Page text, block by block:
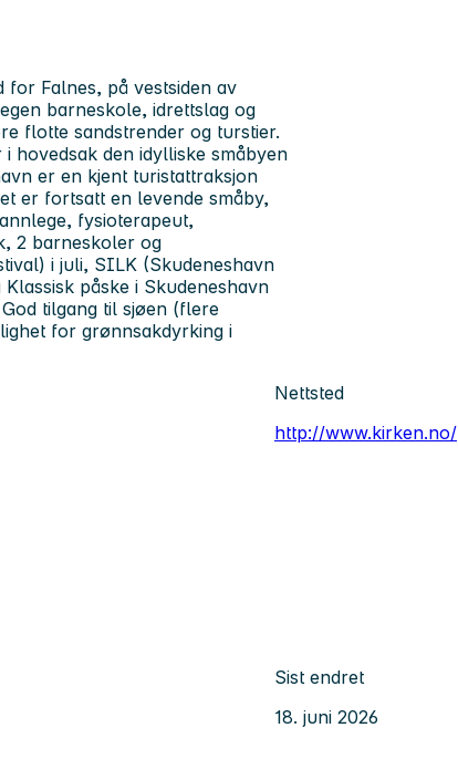
for Falnes, på vestsiden av
barneskole, idrettslag og
flotte sandstrender og turstier.
hovedsak den idylliske småbyen
er en kjent turistattraksjon
er fortsatt en levende småby,
fysioterapeut,
2 barneskoler og
i juli, SILK (Skudeneshavn
påske i Skudeneshavn
tilgang til sjøen (flere
for grønnsakdyrking i
Nettsted
http://www.kirken.no/
Sist endret
18. juni 2026